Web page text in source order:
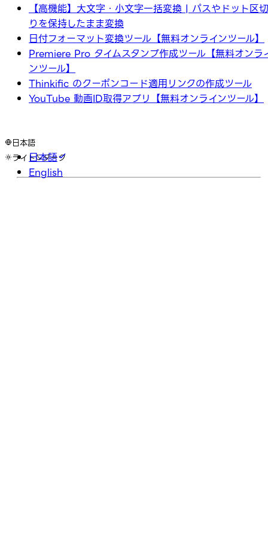
【高機能】大文字・小文字一括変換 | パスやドット区切
りを保持したまま変換
日付フォーマット変換ツール【無料オンラインツール】
Premiere Pro タイムスタンプ作成ツール【無料オンラ
ンツール】
Thinkific のクーポンコード適用リンクの作成ツール
YouTube 動画ID取得アプリ【無料オンラインツール】
日本語
日本語
English
ライト ダーク